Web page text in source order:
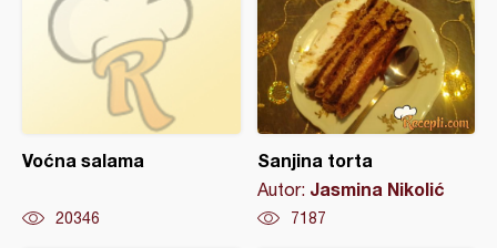
Voćna salama
20346
Sanjina torta
Autor: Jasmina Nikolić
7187